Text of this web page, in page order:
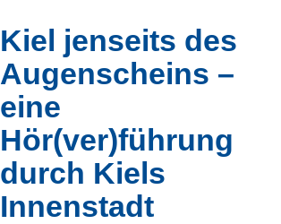
Kiel jenseits des
Augenscheins –
eine
Hör(ver)führung
durch Kiels
Innenstadt